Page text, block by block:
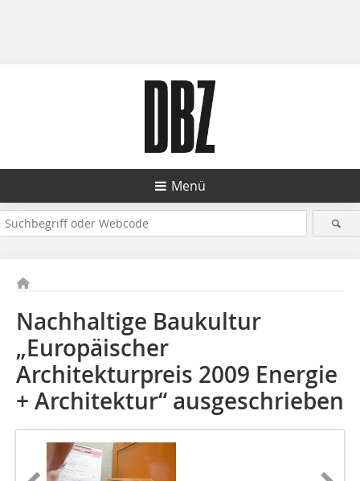
Menü
Nachhaltige Baukultur
„Europäischer
Architekturpreis 2009 Energie
+ Architektur“ ausgeschrieben